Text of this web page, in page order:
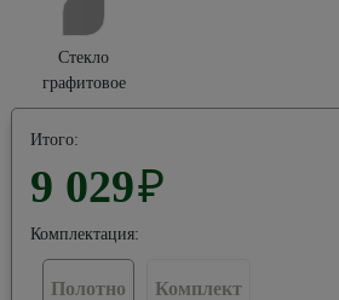
Стекло
графитовое
Итого:
9 029₽
Комплектация:
Полотно Комплект